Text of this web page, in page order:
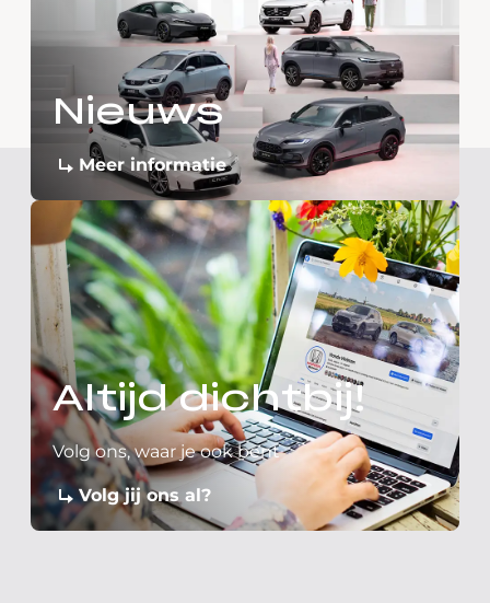
Nieuws
Meer informatie
Altijd dichtbij!
Volg ons, waar je ook bent
Volg jij ons al?